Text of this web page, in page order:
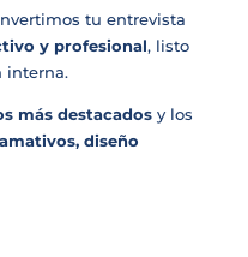
tu entrevista
y profesional, listo
interna.
más destacadosy los
diseño